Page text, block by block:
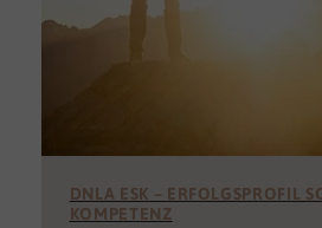
DNLA ESK – ERFOLGSPROFIL
KOMPETENZ